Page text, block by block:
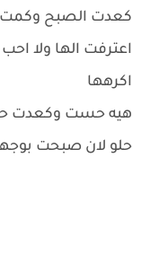
كعدت الصبح وكمت
اعترفت الها ولا
اكرهها
هيه حست وكعدت
حلو لان صبحت